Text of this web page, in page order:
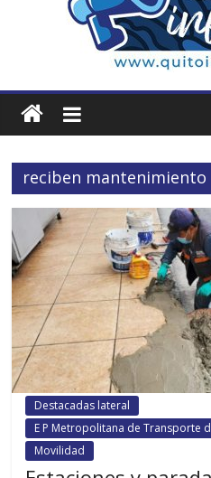
reciben mantenimiento
Destacadas lateral
E P Metropolitana de Transporte
Movilidad